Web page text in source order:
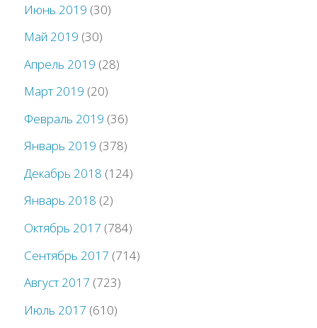
Июнь 2019 (30)
Май 2019 (30)
Апрель 2019 (28)
Март 2019 (20)
Февраль 2019 (36)
Январь 2019 (378)
Декабрь 2018 (124)
Январь 2018 (2)
Октябрь 2017 (784)
Сентябрь 2017 (714)
Август 2017 (723)
Июль 2017 (610)